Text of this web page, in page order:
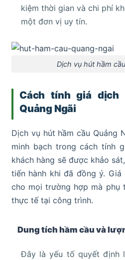
kiệm thời gian và chi phí
một đơn vị uy tín.
Dịch vụ hút hầm
Cách tính giá dịch
Quảng Ngãi
Dịch vụ hút hầm cầu Quảng
minh bạch trong cách tính
khách hàng sẽ được khảo
tiến hành khi đã đồng ý.
cho mọi trường hợp mà phụ
thực tế tại công trình.
Dung tích hầm cầu và
Đây là yếu tố quyết định